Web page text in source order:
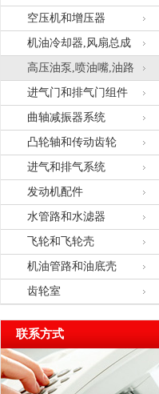
空压机和增压器
机油冷却器,风扇总成
高压油泵,喷油嘴,油路
进气门和排气门组件
曲轴减振器系统
凸轮轴和传动齿轮
进气和排气系统
发动机配件
水管路和水滤器
飞轮和飞轮壳
机油管路和油底壳
齿轮室
联系方式